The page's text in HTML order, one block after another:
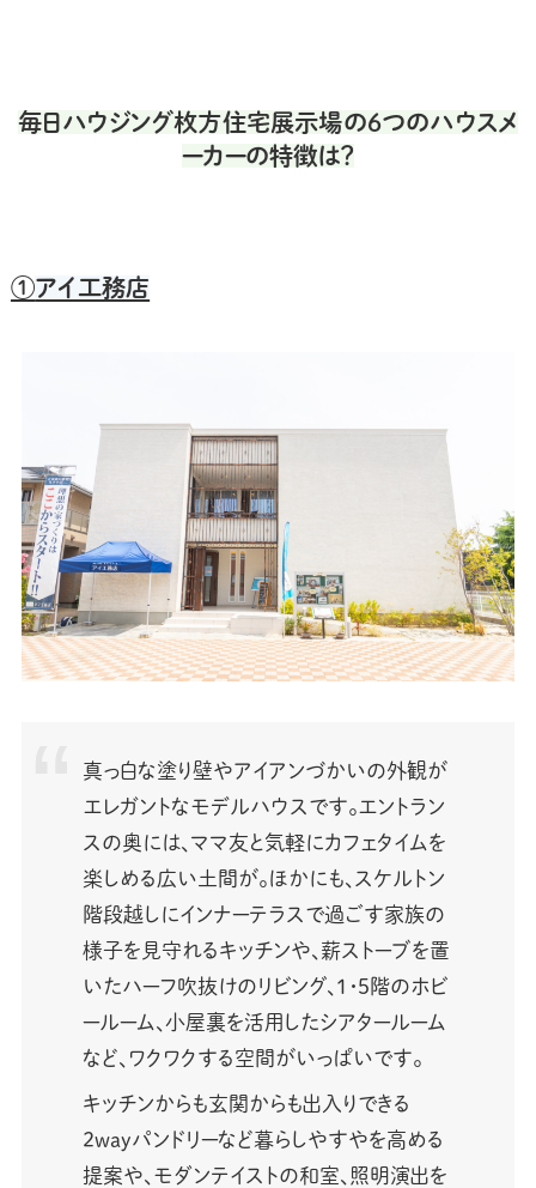
毎日ハウジング枚方住宅展示場の6つのハウスメ
ーカーの特徴は？
①アイ工務店
真っ白な塗り壁やアイアンづかいの外観が
エレガントなモデルハウスです。エントラン
スの奥には、ママ友と気軽にカフェタイムを
楽しめる広い土間が。ほかにも、スケルトン
階段越しにインナーテラスで過ごす家族の
様子を見守れるキッチンや、薪ストーブを置
いたハーフ吹抜けのリビング、1・5階のホビ
ールーム、小屋裏を活用したシアタールーム
など、ワクワクする空間がいっぱいです。
キッチンからも玄関からも出入りできる
2wayパンドリーなど暮らしやすやを高める
提案や、モダンテイストの和室、照明演出を